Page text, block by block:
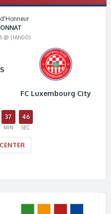
@ (16h00)
FC Luxembourg City
37
MIN
46
SEC